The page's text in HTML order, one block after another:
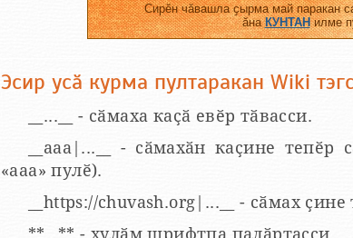
Сирӗн чӑвашла ҫырма май паракан
ӑнаКУНТАНилме
Эсир усӑ курма пултаракан Wiki
__...__ - сӑмаха каҫӑ евӗр тӑвасси.
__aaa|...__ - сӑмахӑн каҫине тепӗр
«ааа» пулӗ).
__https://chuvash.org|...__ - сӑмах
**...** - хулӑм шрифтпа палӑртасси.